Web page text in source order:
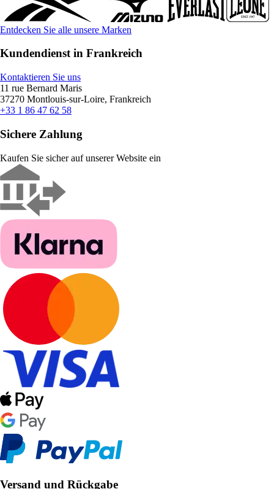
Entdecken Sie alle unsere Marken
Kundendienst in Frankreich
Kontaktieren Sie uns
11 rue Bernard Maris
37270 Montlouis-sur-Loire, Frankreich
+33 1 86 47 62 58
Sichere Zahlung
Kaufen Sie sicher auf unserer Website ein
Versand und Rückgabe